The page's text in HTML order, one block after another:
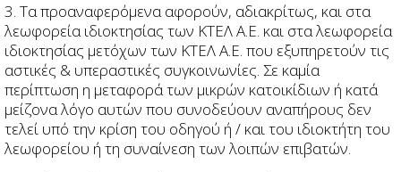
3. Τα προαναφερόμενα αφορούν, αδιακρίτως, και στα
λεωφορεία ιδιοκτησίας των ΚΤΕΛ Α.Ε. και στα λεωφορεία
ιδιοκτησίας μετόχων των ΚΤΕΛ Α.Ε. που εξυπηρετούν τις
αστικές & υπεραστικές συγκοινωνίες. Σε καμία
περίπτωση η μεταφορά των μικρών κατοικίδιων ή κατά
μείζονα λόγο αυτών που συνοδεύουν αναπήρους δεν
τελεί υπό την κρίση του οδηγού ή / και του ιδιοκτήτη του
λεωφορείου ή τη συναίνεση των λοιπών επιβατών.